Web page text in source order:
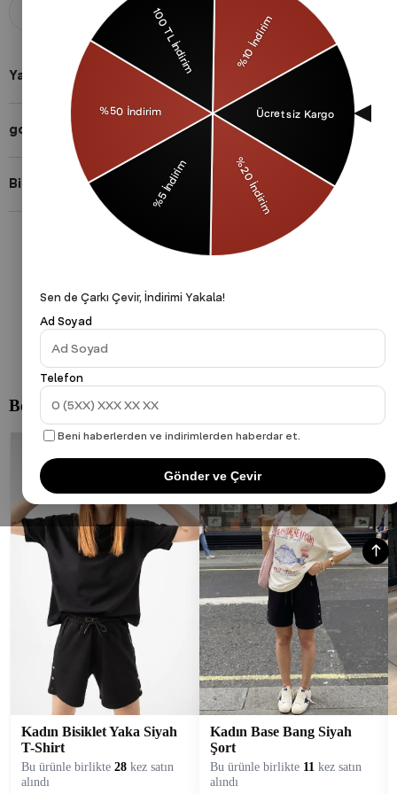
Aldığınız ürünü 14 gün içerisinde
iade edebilirsiniz.
Taksit imkanları ile herkese uygun
ödeme yöntemleri.
Yardıma mı ihtiyacın var?
gothamVibes Hakkında
Bizi Takip Et!
Sen de Çarkı Çevir, İndirimi Yakala!
Ad Soyad
Telefon
Beni haberlerden ve indirimlerden haberdar et.
Gönder ve Çevir